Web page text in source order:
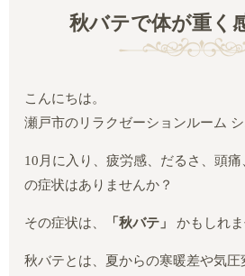
秋バテで体が重く
こんにちは。
瀬戸市のリラクゼーションルーム シ
10月に入り、疲労感、だるさ、頭
の症状はありませんか？
その症状は、 「秋バテ」 かもしれま
秋バテとは、夏からの寒暖差や気